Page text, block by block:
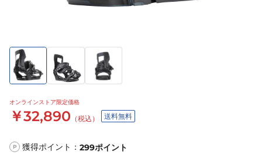
オンラインストア限定価格
￥32,890 （税込） 送料無料
P 獲得ポイント： 299ポイント